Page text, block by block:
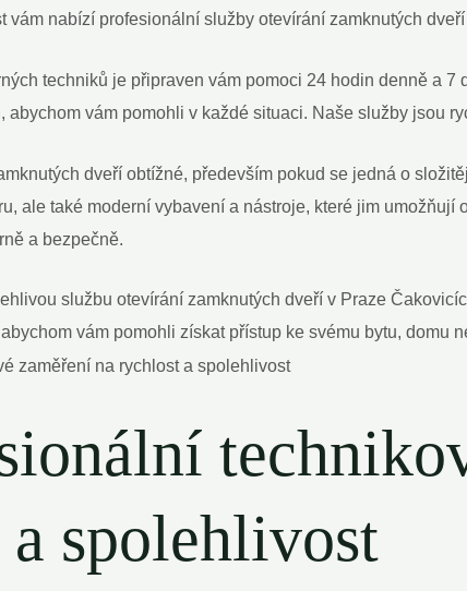
vám nabízí profesionální služby otevírání zamknutých
techniků je připraven vám pomoci 24 hodin denně a
abychom vám pomohli v každé situaci. Naše služby jsou
dveří obtížné, především pokud se jedná o
ale také moderní vybavení a nástroje, které jim
a bezpečně.
službu otevírání zamknutých dveří v Praze
vám pomohli získat přístup ke svému bytu, domu
spolehlivost